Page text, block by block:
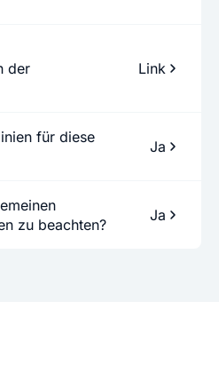
der
Link
für diese
Ja
zu beachten?
Ja